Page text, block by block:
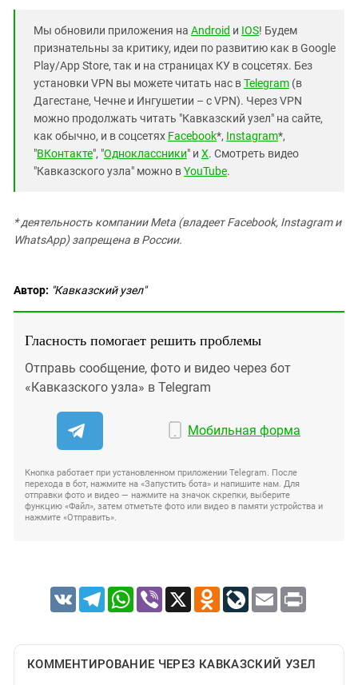
Мы обновили приложения на Android и IOS! Будем
признательны за критику, идеи по развитию как в Google
Play/App Store, так и на страницах КУ в соцсетях. Без
установки VPN вы можете читать нас вTelegram (в
Дагестане, Чечне и Ингушетии – с VPN). Через VPN
можно продолжать читать "Кавказский узел" на сайте,
как обычно, и в соцсетях Facebook*, Instagram*,
"ВКонтакте", "Одноклассники" и X. Смотреть видео
"Кавказского узла" можно вYouTube.
* деятельность компании Meta (владеет Facebook, Instagram и
WhatsApp) запрещена в России.
Автор: "Кавказский узел"
Гласность помогает решить проблемы
Отправь сообщение, фото и видео через бот
«Кавказского узла» в Telegram
Мобильная форма
Кнопка работает при установленном приложении Telegram. После
перехода в бот, нажмите на «Запустить бота» и напишите нам. Для
отправки фото и видео — нажмите на значок скрепки, выберите
функцию «Файл», затем отметьте фото или видео в памяти устройства и
нажмите «Отправить».
VK TelegramWhatsApp
Viber X Odnoklassniki
LiveJournal
Email Print
КОММЕНТИРОВАНИЕ ЧЕРЕЗ КАВКАЗСКИЙ УЗЕЛ